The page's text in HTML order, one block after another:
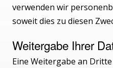
verwenden wir
soweit dies zu diesen
Weitergabe Ihrer
Eine Weitergabe an